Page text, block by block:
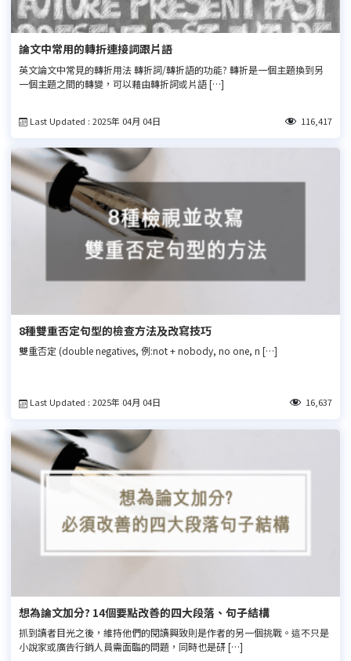
論文中常用的轉折連接詞跟片語
英文論文中常見的轉折用法 轉折詞/轉折語的功能? 轉折是一個主題換到另
一個主題之間的轉變，可以藉由轉折詞或片語 […]
Last Updated : 2025年 04月 04日 116,417
8種雙重否定句型的檢查方法及改寫技巧
雙重否定 (double negatives, 例:not + nobody, no one, n […]
Last Updated : 2025年 04月 04日 16,637
想為論文加分? 14個要點改善的四大段落、句子結構
抓到讀者目光之後，維持他們的閱讀興致則是作者的另一個挑戰。這不只是
小說家或廣告行銷人員需面臨的問題，同時也是研 […]